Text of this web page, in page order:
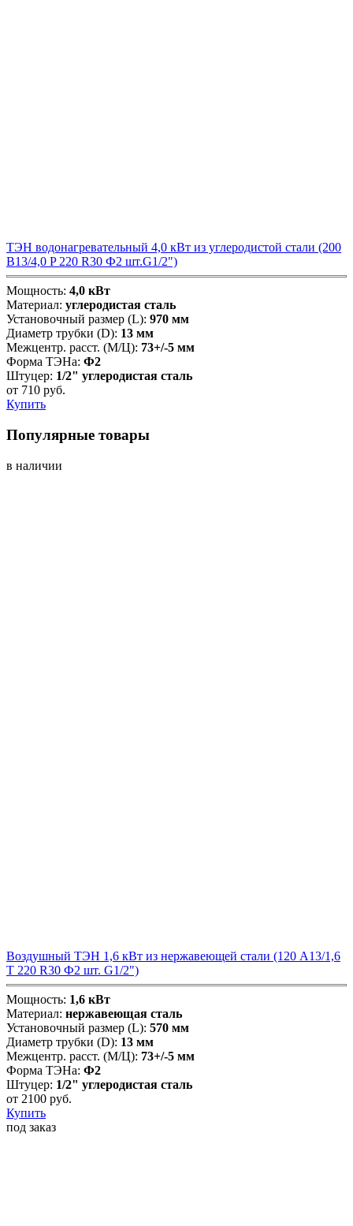
ТЭН водонагревательный 4,0 кВт из углеродистой стали (200
В13/4,0 P 220 R30 Ф2 шт.G1/2")
Мощность: 4,0 кВт
Материал: углеродистая сталь
Установочный размер (L): 970 мм
Диаметр трубки (D): 13 мм
Межцентр. расст. (М/Ц): 73+/-5 мм
Форма ТЭНа: Ф2
Штуцер: 1/2" углеродистая сталь
от 710 руб.
Купить
Популярные товары
в наличии
Воздушный ТЭН 1,6 кВт из нержавеющей стали (120 А13/1,6
Т 220 R30 Ф2 шт. G1/2")
Мощность: 1,6 кВт
Материал: нержавеющая сталь
Установочный размер (L): 570 мм
Диаметр трубки (D): 13 мм
Межцентр. расст. (М/Ц): 73+/-5 мм
Форма ТЭНа: Ф2
Штуцер: 1/2" углеродистая сталь
от 2100 руб.
Купить
под заказ